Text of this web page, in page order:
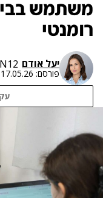
משתמש
רומנטי
יעל אודם N12
פורסם: 17.05.26, 14:40